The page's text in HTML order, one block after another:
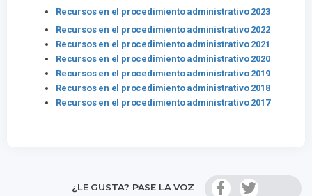
Recursos en el procedimiento administrativo 2023
Recursos en el procedimiento administrativo 2022
Recursos en el procedimiento administrativo 2021
Recursos en el procedimiento administrativo 2020
Recursos en el procedimiento administrativo 2019
Recursos en el procedimiento administrativo 2018
Recursos en el procedimiento administrativo 2017
¿LE GUSTA? PASE LA VOZ